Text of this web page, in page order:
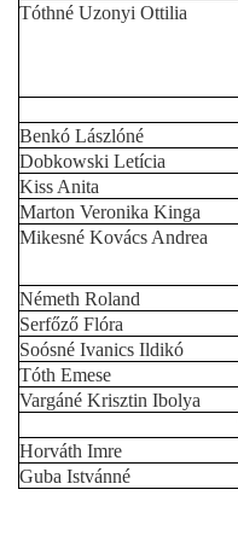
Tóthné Uzonyi Ottilia
Benkó Lászlóné
Dobkowski Letícia
Kiss Anita
Marton Veronika Kinga
Mikesné Kovács Andrea
Németh Roland
Serfőző Flóra
Soósné Ivanics Ildikó
Tóth Emese
Vargáné Krisztin Ibolya
Horváth Imre
Guba Istvánné